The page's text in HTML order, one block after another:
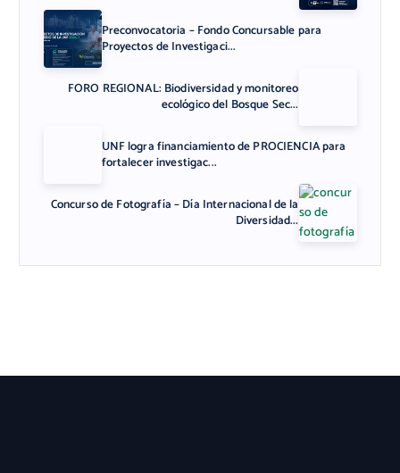
Preconvocatoria – Fondo Concursable para
Proyectos de Investigaci...
FORO REGIONAL: Biodiversidad y monitoreo
ecológico del Bosque Sec...
UNF logra financiamiento de PROCIENCIA para
fortalecer investigac...
Concurso de Fotografía – Día Internacional de la
Diversidad...